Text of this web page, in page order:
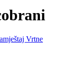
Vrtne